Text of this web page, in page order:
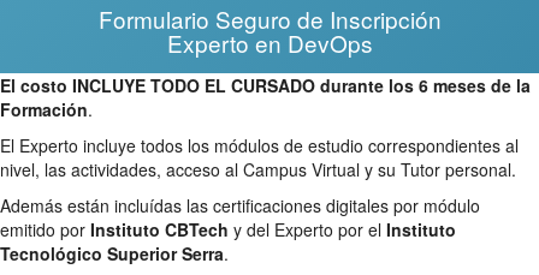
Formulario Seguro de Inscripción
Experto en DevOps
El costo INCLUYE TODO EL CURSADO durante los 6 meses de la
Formación.
El Experto incluye todos los módulos de estudio correspondientes al
nivel, las actividades, acceso al Campus Virtual y su Tutor personal.
Además están incluídas las certificaciones digitales por módulo
emitido por Instituto CBTech y del Experto por el Instituto
Tecnológico Superior Serra.